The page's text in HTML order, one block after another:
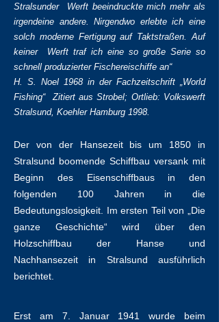
Stralsunder Werft beeindruckte mich mehr als
irgendeine andere. Nirgendwo erlebte ich eine
solch moderne Fertigung auf Taktstraßen. Auf
keiner Werft traf ich eine so große Serie so
schnell produzierter Fischereischiffe an“
H. S. Noel 1968 in der Fachzeitschrift „World
Fishing“ Zitiert aus Strobel; Ortlieb: Volkswerft
Stralsund, Koehler Hamburg 1998.
Der von der Hansezeit bis um 1850 in
Stralsund boomende Schiffbau versank mit
Beginn des Eisenschiffbaus in den
folgenden 100 Jahren in die
Bedeutungslosigkeit. Im ersten Teil von „Die
ganze Geschichte“ wird über den
Holzschiffbau der Hanse und
Nachhansezeit in Stralsund ausführlich
berichtet.
Erst am 7. Januar 1941 wurde beim